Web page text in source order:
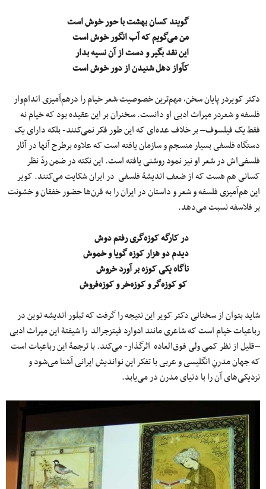
گویند کسان بهشت با حور خوش است
من می‌گویم که آب انگور خوش است
این نقد بگیر و دست از آن نسیه بدار
کآواز دهل شنیدن از دور خوش است
دکتر کویردر پایان سخن، مهم‌ترین خصوصیت شعر خیام را درهم‌آمیزی اندام‌وار
فلسفه و شعردر میراث ادبی او دانست. سخنران بر این عقیده بود که خیام نه
فقط یک فیلسوف– بر خلاف عده‌ای که این طور فکر نمی‌کنند- بلکه دارای یک
دستگاه فلسفی بسیار منسجم و سازمان یافته است که علاوه برطرح آنها در آثار
فلسفی‌اش در شعر او نیز نمود روشنی یافته است. این نکته در ضمن ردّ نظر
کسانی هم هست که از ضعف اندیشۀ فلسفی در ایران شکایت می‌کنند. کویر
این هم‌آمیزی فلسفه و شعر و داستان در ایران را به قرن‌ها حضور خفقان و خشونت
بر فلاسفه نسبت می‌دهد.
در کارگه کوزه‌گری رفتم دوش
دیدم دو هزار کوزه گویا و خموش
ناگاه یکی کوزه بر آورد خروش
کو کوزه‌گر و کوزه‌خر و کوزه‌فروش
شاید بتوان از سخنانی دکتر کویر این نتیجه را گرفت که تبلور اندیشه نوین در
رباعیات خیام است که شاعری مانند ادوارد فیتزجرالد را شیفتۀ این میراث ادبی
–قلیل از نظر کمی ‌ولی فوق‌العاده اثرگذار- می‌کند. با ترجمۀ این رباعیات است
که جهان مدرنِ انگلیسی و عربی با تفکر این نواندیش ایرانی آشنا می‌شود و
نزدیکی‌های آن را با دنیای مدرن در می‌یابد.